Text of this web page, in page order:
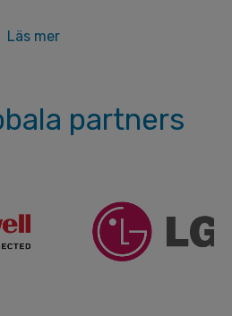
Läs mer
partners